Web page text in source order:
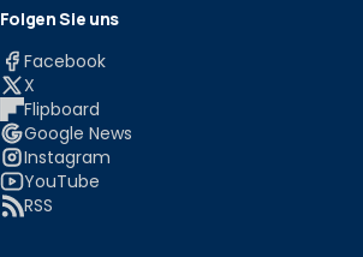
Folgen Sie uns
Facebook
X
Flipboard
Google News
Instagram
YouTube
RSS